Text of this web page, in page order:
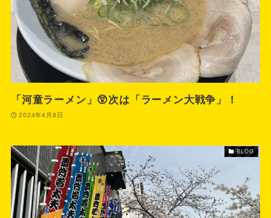
「河童ラーメン」😲次は「ラーメン大戦争」！
2024年4月8日
BLOG